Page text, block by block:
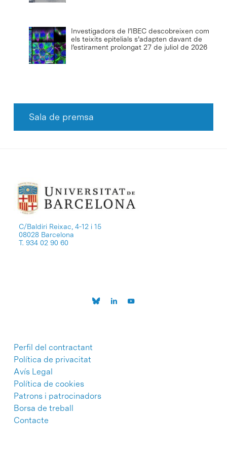
Investigadors de l’IBEC descobreixen com
els teixits epitelials s’adapten davant de
l’estirament prolongat 27 de juliol de 2026
Sala de premsa
C/Baldiri Reixac, 4-12 i 15
08028 Barcelona
T. 934 02 90 60
Perfil del contractant
Política de privacitat
Avís Legal
Política de cookies
Patrons i patrocinadors
Borsa de treball
Contacte